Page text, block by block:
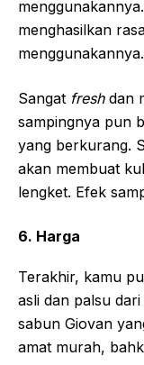
menghasilkan
menggunakannya.
Sangat fresh dan
sampingnya pun
yang berkurang.
akan membuat
lengket. Efek
6. Harga
Terakhir, kamu
asli dan palsu
sabun Giovan
amat murah,